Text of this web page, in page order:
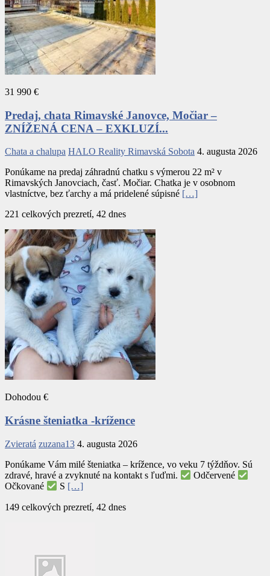
31 990 €
Predaj, chata Rimavské Janovce, Močiar –
ZNÍŽENÁ CENA – EXKLUZÍ...
Chata a chalupa HALO Reality Rimavská Sobota 4. augusta 2026
Ponúkame na predaj záhradnú chatku s výmerou 22 m² v
Rimavských Janovciach, časť. Močiar. Chatka je v osobnom
vlastníctve, bez ťarchy a má pridelené súpisné […]
221 celkových prezretí, 42 dnes
Dohodou €
Krásne šteniatka -krížence
Zvieratá zuzana13 4. augusta 2026
Ponúkame Vám milé šteniatka – krížence, vo veku 7 týždňov. Sú
zdravé, hravé a zvyknuté na kontakt s ľuďmi.
Odčervené
Očkované
S […]
149 celkových prezretí, 42 dnes